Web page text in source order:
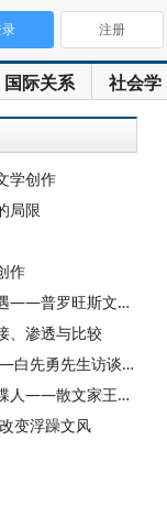
国际关系 社会学
注册
学创作
局限
作
斯文学的传统与现实
、渗透与比较
先勇先生访谈录
家王鼎钧先生访问记
变浮躁文风